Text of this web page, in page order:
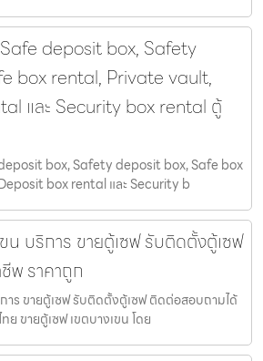
deposit box, Safety
box rental, Private vault,
และ Security box rental ตู้
box, Safety deposit box, Safe box
box rental และ Security b
น บริการ ขายตู้เซฟ รับติดตั้งตู้เซฟ
พ ราคาถูก
าร ขายตู้เซฟ รับติดตั้งตู้เซฟ ติดต่อสอบถามได้
ขายตู้เซฟ เขตบางเขน โดย